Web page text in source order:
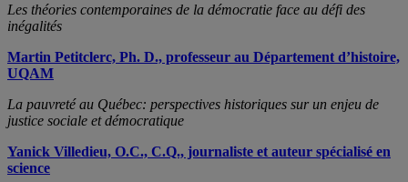
Les théories contemporaines de la démocratie face au défi des
inégalités
Martin Petitclerc, Ph. D., professeur au Département d’histoire,
UQAM
La pauvreté au Québec: perspectives historiques sur un enjeu de
justice sociale et démocratique
Yanick Villedieu, O.C., C.Q., journaliste et auteur spécialisé en
science